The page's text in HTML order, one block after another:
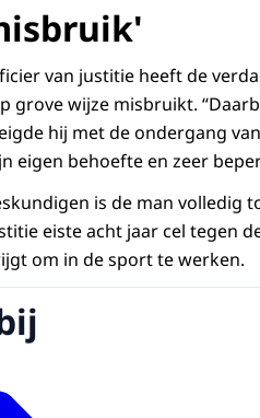
van justitie heeft de
grove wijze misbruikt.
hij met de ondergang
eigen behoefte en zeer
is de man volledig
eiste acht jaar cel tegen
om in de sport te werken.